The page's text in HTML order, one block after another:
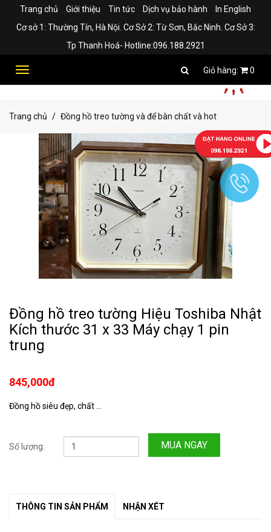
Trang chủ Giới thiệu Tin tức Dịch vụ bảo hành
In English
Cơ sở 1: Thường Tín, Hà Nội. Cơ Sở 2: Từ Sơn, Bắc Ninh. Cơ Sở 3:
Tp Thanh Hoá- Hotline:096.188.2921
Toggle
0
Trang chủ Đồng hồ treo tường và để bàn chất và hot
Đồng hồ treo tường Hiệu Toshiba Nhật
Kích thước 31 x 33 Máy chạy 1 pin
trung
845,000đ
Đồng hồ siêu đẹp, chất ...
Số lượng: MUA NGAY
THÔNG TIN SẢN PHẨM NHẬN XÉT